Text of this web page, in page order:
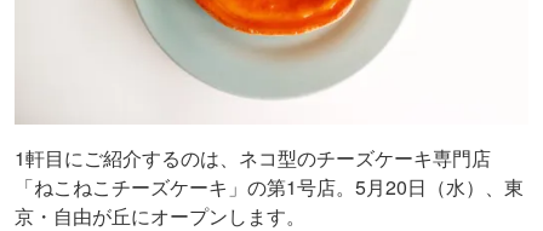
1軒目にご紹介するのは、ネコ型のチーズケーキ専門店
「ねこねこチーズケーキ」の第1号店。5月20日（水）、東
京・自由が丘にオープンします。